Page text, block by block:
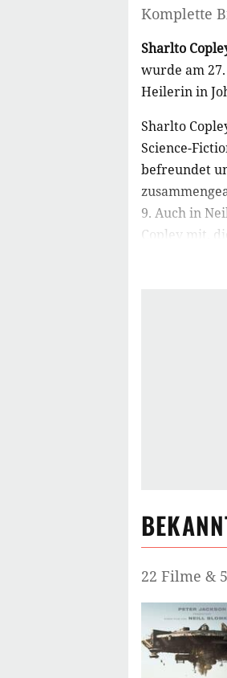
Komplette
Sharlto
wurde am
Heilerin in
Sharlto
Science-
befreundet
9. Auch in
Copley mit,
der Trailer-
22 Filme &